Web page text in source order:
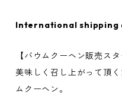
International shipping
【バウムクーヘン販売スタ
美味しく召し上がって頂
ムクーヘン。